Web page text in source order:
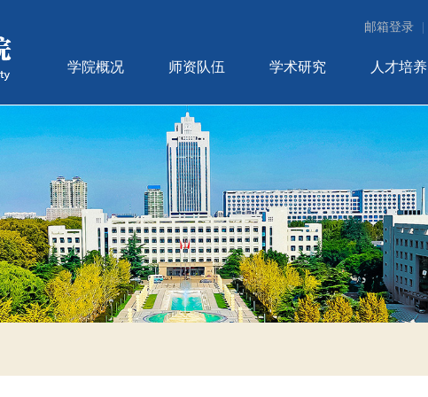
邮箱登录
学院概况 师资队伍 学术研究 人才培养